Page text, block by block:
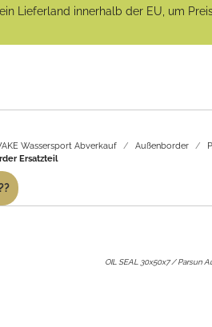
Lieferland innerhalb der EU, um
Wassersport Abverkauf Außenborder
Ersatzteil
OIL SEAL 30x50x7 / Parsun